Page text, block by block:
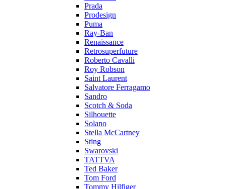
Prada
Prodesign
Puma
Ray-Ban
Renaissance
Retrosuperfuture
Roberto Cavalli
Roy Robson
Saint Laurent
Salvatore Ferragamo
Sandro
Scotch & Soda
Silhouette
Solano
Stella McCartney
Sting
Swarovski
TATTVA
Ted Baker
Tom Ford
Tommy Hilfiger